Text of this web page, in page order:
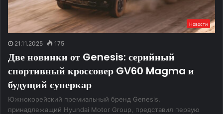
Новости
21.11.2025 175
Две новинки от Genesis: серийный
спортивный кроссовер GV60 Magma и
будущий суперкар
Южнокорейский премиальный бренд Genesis,
принадлежащий Hyundai Motor Group, представил первую